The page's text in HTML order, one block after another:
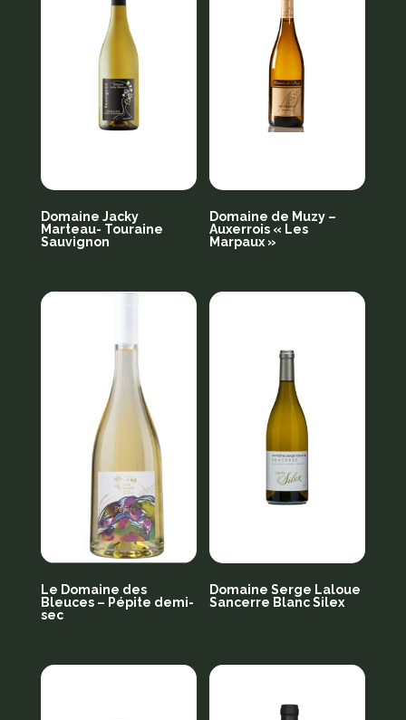
Domaine Jacky
Marteau- Touraine
Sauvignon
Domaine de Muzy –
Auxerrois « Les
Marpaux »
Le Domaine des
Bleuces – Pépite demi-
sec
Domaine Serge Laloue
Sancerre Blanc Silex